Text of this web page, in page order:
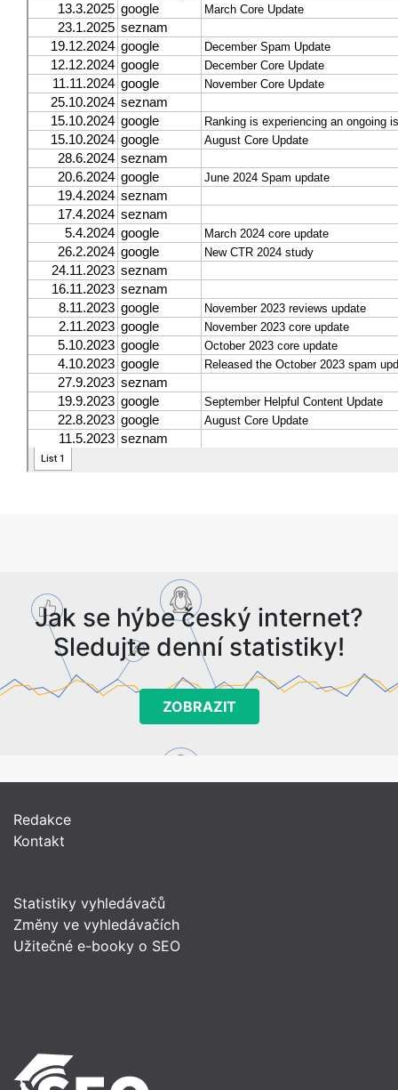
Jak se hýbe český internet?
Sledujte denní statistiky!
ZOBRAZIT
Redakce
Kontakt
Statistiky vyhledávačů
Změny ve vyhledávačích
Užitečné e-booky o SEO